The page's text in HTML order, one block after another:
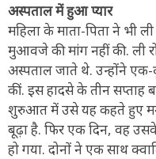
अस्पताल में हुआ प्यार
महिला के माता-पिता ने भी
मुआवजे की मांग नहीं की. ली
अस्पताल जाते थे. उन्होंने एक-
कीं. इस हादसे के तीन सप्ताह
शुरुआत में उसे यह कहते हुए
बूढ़ा है. फिर एक दिन, वह
हो गया. दोनों ने एक साथ